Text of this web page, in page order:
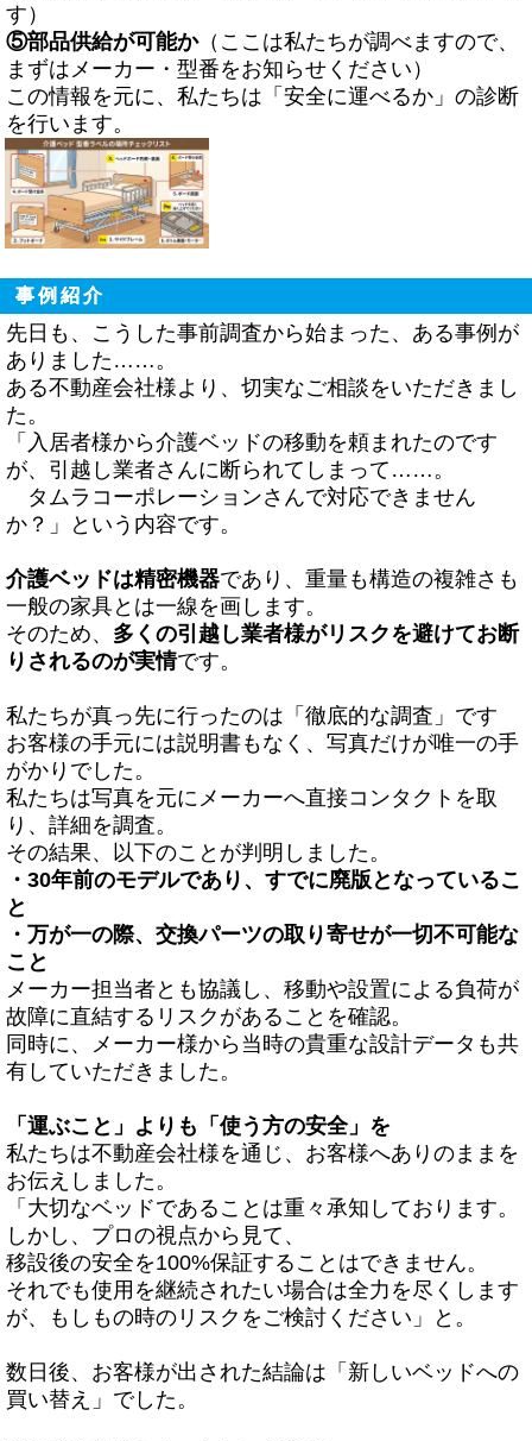
す）
⑤部品供給が可能か（ここは私たちが調べますので、
まずはメーカー・型番をお知らせください）
この情報を元に、私たちは「安全に運べるか」の診断
を行います。
事例紹介
先日も、こうした事前調査から始まった、ある事例が
ありました……。
ある不動産会社様より、切実なご相談をいただきまし
た。
「入居者様から介護ベッドの移動を頼まれたのです
が、引越し業者さんに断られてしまって……。
タムラコーポレーションさんで対応できません
か？」という内容です。
介護ベッドは精密機器であり、重量も構造の複雑さも
一般の家具とは一線を画します。
そのため、 多くの引越し業者様がリスクを避けてお断
りされるのが実情です。
私たちが真っ先に行ったのは「徹底的な調査」です
お客様の手元には説明書もなく、写真だけが唯一の手
がかりでした。
私たちは写真を元にメーカーへ直接コンタクトを取
り、詳細を調査。
その結果、以下のことが判明しました。
・ 30年前のモデルであり、すでに廃版となっているこ
と
・万が一の際、交換パーツの取り寄せが一切不可能な
こと
メーカー担当者とも協議し、移動や設置による負荷が
故障に直結するリスクがあることを確認。
同時に、メーカー様から当時の貴重な設計データも共
有していただきました。
「運ぶこと」よりも「使う方の安全」を
私たちは不動産会社様を通じ、お客様へありのままを
お伝えしました。
「大切なベッドであることは重々承知しております。
しかし、プロの視点から見て、
移設後の安全を100%保証することはできません。
それでも使用を継続されたい場合は全力を尽くします
が、もしもの時のリスクをご検討ください」と。
数日後、お客様が出された結論は「新しいベッドへの
買い替え」でした。